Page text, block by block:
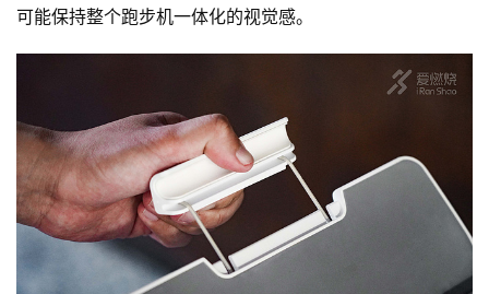
可能保持整个跑步机一体化的视觉感。